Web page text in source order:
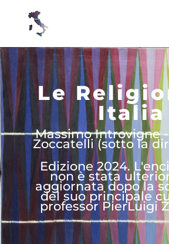
Le
Italia
Massimo Introvigne
Zoccatelli (sotto la
Edizione 2024.
non è stata
aggiornata dopo la
del suo principale
professor PierLuigi